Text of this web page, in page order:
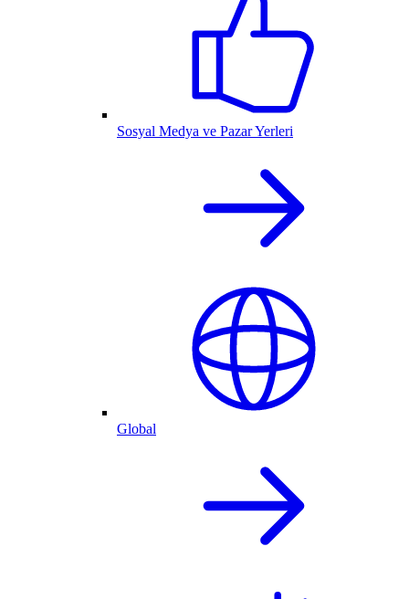
Sosyal Medya ve Pazar Yerleri
Global